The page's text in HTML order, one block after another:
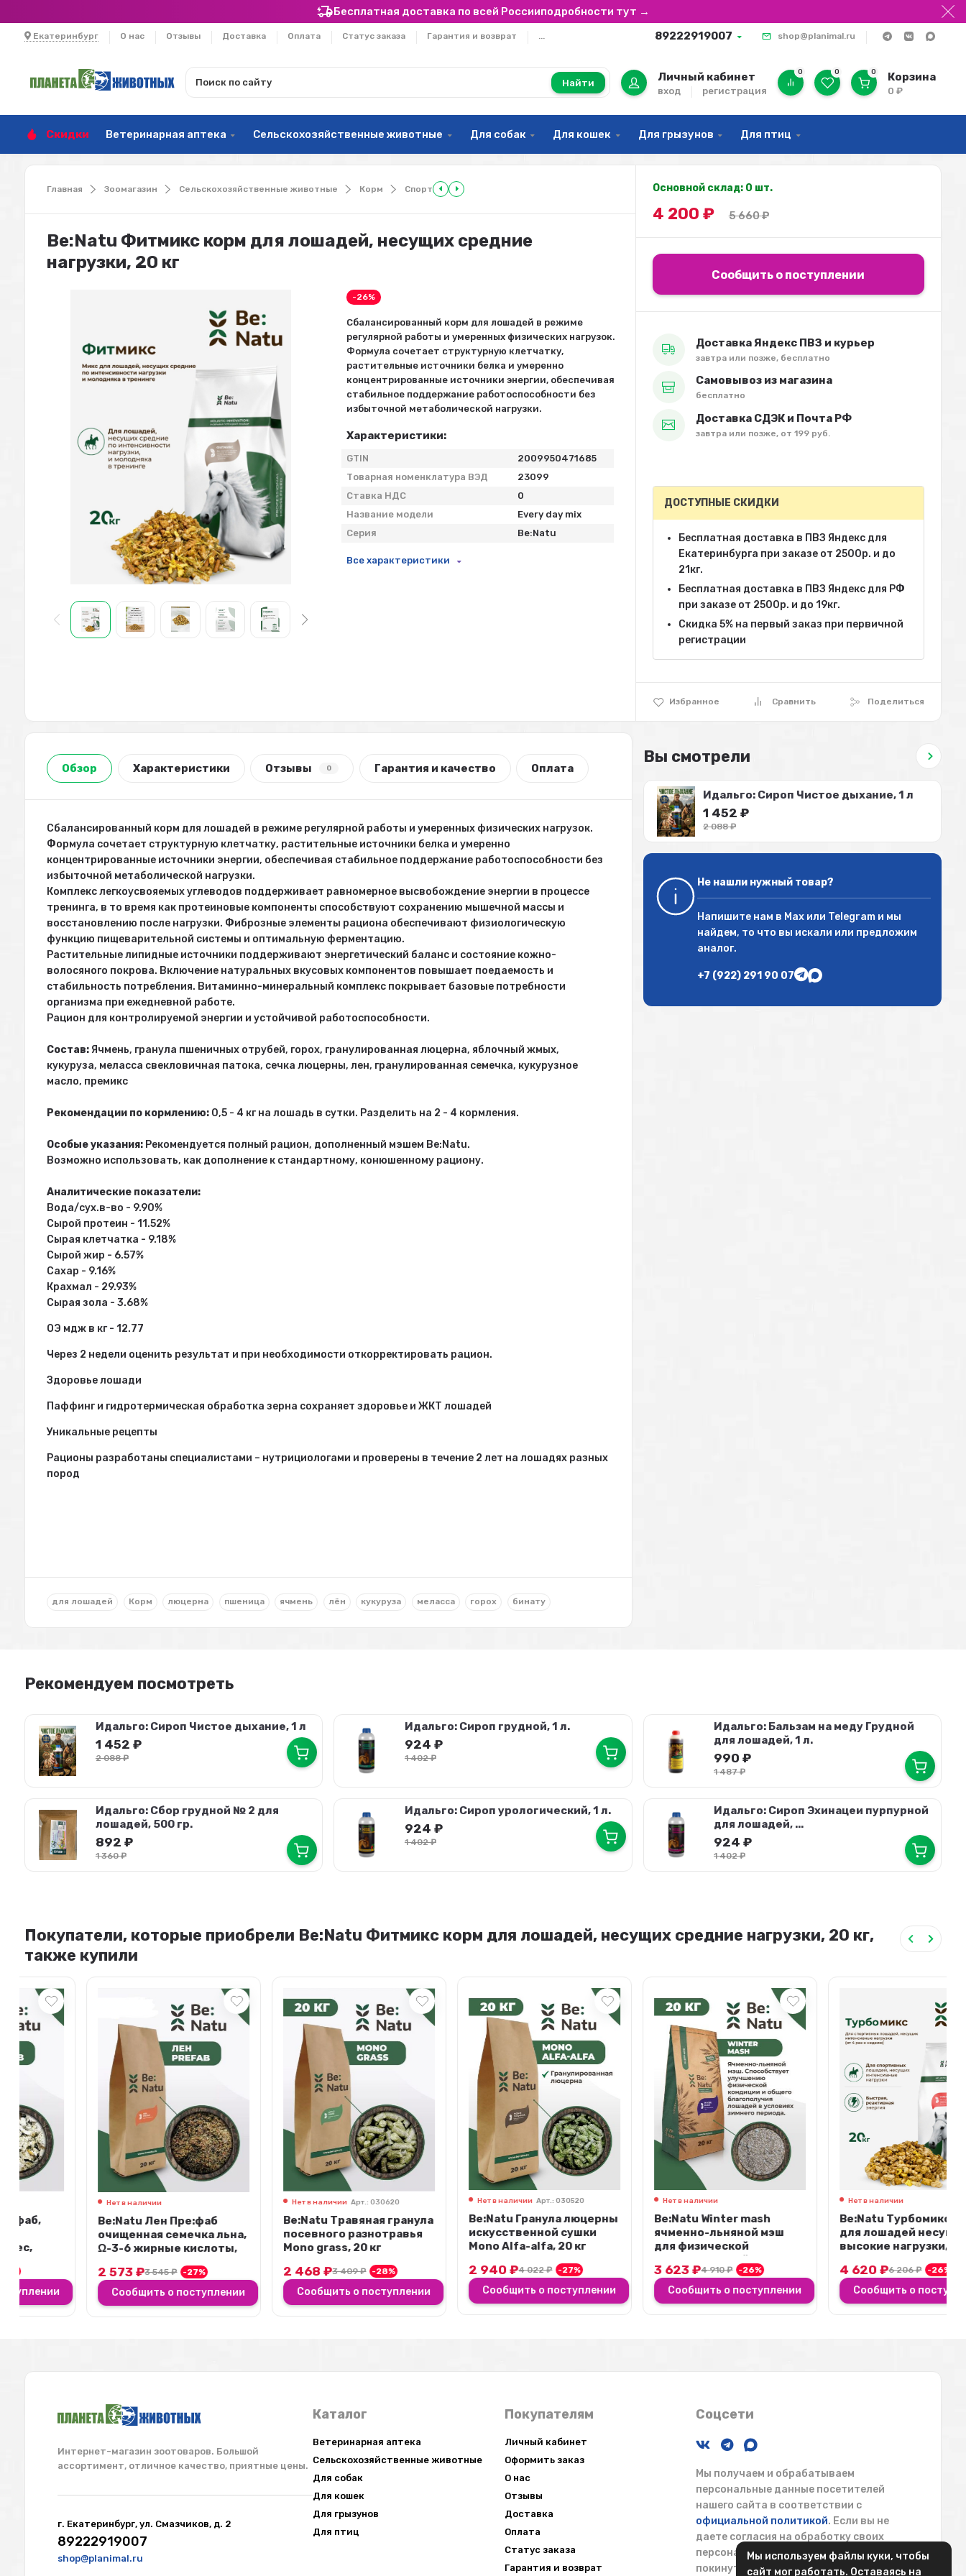
Мы используем файлы куки, чтобы
сайт мог работать. Оставаясь на
Бесплатная доставка по всей Россииподробности тут →
Екатеринбург О нас Отзывы Доставка Оплата Статус заказа Гарантия и возврат ... 89222919007 shop@planimal.ru
Найти Личный кабинет
вход регистрация
0 0 0 Корзина
0₽
Скидки Ветеринарная аптека Сельскохозяйственные животные Для собак Для кошек Для грызунов Для птиц
Главная Зоомагазин Сельскохозяйственные животные Корм Спорт
Be:Natu Фитмикс корм для лошадей, несущих средние
нагрузки, 20 кг
-26%
Сбалансированный корм для лошадей в режиме
регулярной работы и умеренных физических нагрузок.
Формула сочетает структурную клетчатку,
растительные источники белка и умеренно
концентрированные источники энергии, обеспечивая
стабильное поддержание работоспособности без
избыточной метаболической нагрузки.
Характеристики:
GTIN
2009950471685
Товарная номенклатура ВЭД
23099
Ставка НДС
0
Название модели
Every day mix
Серия
Be:Natu
Все характеристики
Основной склад: 0 шт.
4 200 ₽ 5 660₽
Сообщить о поступлении
Доставка Яндекс ПВЗ и курьер
завтра или позже, бесплатно
Самовывоз из магазина
бесплатно
Доставка СДЭК и Почта РФ
завтра или позже, от 199 руб.
Избранное Сравнить Поделиться
ДОСТУПНЫЕ СКИДКИ
Бесплатная доставка в ПВЗ Яндекс для
Екатеринбурга при заказе от 2500р. и до
21кг.
Бесплатная доставка в ПВЗ Яндекс для РФ
при заказе от 2500р. и до 19кг.
Скидка 5% на первый заказ при первичной
регистрации
Обзор Характеристики Отзывы 0 Гарантия и качество Оплата
Сбалансированный корм для лошадей в режиме регулярной работы и умеренных физических нагрузок.
Формула сочетает структурную клетчатку, растительные источники белка и умеренно
концентрированные источники энергии, обеспечивая стабильное поддержание работоспособности без
избыточной метаболической нагрузки.
Комплекс легкоусвояемых углеводов поддерживает равномерное высвобождение энергии в процессе
тренинга, в то время как протеиновые компоненты способствуют сохранению мышечной массы и
восстановлению после нагрузки. Фиброзные элементы рациона обеспечивают физиологическую
функцию пищеварительной системы и оптимальную ферментацию.
Растительные липидные источники поддерживают энергетический баланс и состояние кожно-
волосяного покрова. Включение натуральных вкусовых компонентов повышает поедаемость и
стабильность потребления. Витаминно-минеральный комплекс покрывает базовые потребности
организма при ежедневной работе.
Рацион для контролируемой энергии и устойчивой работоспособности.
Состав: Ячмень, гранула пшеничных отрубей, горох, гранулированная люцерна, яблочный жмых,
кукуруза, меласса свекловичная патока, сечка люцерны, лен, гранулированная семечка, кукурузное
масло, премикс
Рекомендации по кормлению: 0,5 - 4 кг на лошадь в сутки. Разделить на 2 - 4 кормления.
Особые указания: Рекомендуется полный рацион, дополненный мэшем Be:Natu.
Возможно использовать, как дополнение к стандартному, конюшенному рациону.
Аналитические показатели:
Вода/сух.в-во - 9.90%
Сырой протеин - 11.52%
Сырая клетчатка - 9.18%
Сырой жир - 6.57%
Сахар - 9.16%
Крахмал - 29.93%
Сырая зола - 3.68%
ОЭ мдж в кг - 12.77
Через 2 недели оценить результат и при необходимости откорректировать рацион.
Здоровье лошади
Паффинг и гидротермическая обработка зерна сохраняет здоровье и ЖКТ лошадей
Уникальные рецепты
Рационы разработаны специалистами – нутрициологами и проверены в течение 2 лет на лошадях разных
пород
для лошадей Корм люцерна пшеница ячмень лён кукуруза меласса горох бинату
Вы смотрели
Идальго: Сироп Чистое дыхание, 1 л
1 452₽
2 088₽
Не нашли нужный товар?
Напишите нам в Maxили Telegramи мы
найдем, то что вы искали или предложим
аналог.
+7 (922) 291 90 07
Рекомендуем посмотреть
Идальго: Сироп Чистое дыхание, 1 л
1 452 ₽
2 088₽
Идальго: Сироп грудной, 1 л.
924 ₽
1 402₽
Идальго: Бальзам на меду Грудной
для лошадей, 1 л.
990 ₽
1 487₽
Идальго: Сбор грудной № 2 для
лошадей, 500 гр.
892 ₽
1 360₽
Идальго: Сироп урологический, 1 л.
924 ₽
1 402₽
Идальго: Сироп Эхинацеи пурпурной
для лошадей, ...
924 ₽
1 402₽
Покупатели, которые приобрели Be:Natu Фитмикс корм для лошадей, несущих средние нагрузки, 20 кг,
также купили
Нет в наличии
Be:Natu Лен Пре:фаб
очищенная семечка льна,
Ω-3-6 жирные кислоты,
3 545₽ -27%
Сообщить о поступлении
Нет в наличии Арт.: 030620
Be:Natu Травяная гранула
посевного разнотравья
Mono grass, 20 кг
3 409₽ -28%
Сообщить о поступлении
Нет в наличии Арт.: 030520
Be:Natu Гранула люцерны
искусственной сушки
Mono Alfa-alfa, 20 кг
4 022₽ -27%
Сообщить о поступлении
Нет в наличии
Be:Natu Winter mash
ячменно-льняной мэш
для физической
4 910 ₽ -26%
Сообщить о поступлении
Нет в наличии
Be:Natu Турбомикс корм
для лошадей несущих
высокие нагрузки,
6 206₽ -26%
Сообщить о поступлении
Интернет-магазин зоотоваров. Большой
ассортимент, отличное качество, приятные цены.
г. Екатеринбург, ул. Смазчиков, д. 2
89222919007
shop@planimal.ru
Каталог
Ветеринарная аптека
Сельскохозяйственные животные
Для собак
Для кошек
Для грызунов
Для птиц
Покупателям
Личный кабинет
Оформить заказ
О нас
Отзывы
Доставка
Оплата
Статус заказа
Гарантия и возврат
Соцсети
Мы получаем и обрабатываем
персональные данные посетителей
нашего сайта в соответствии с
официальной политикой. Если вы не
даете согласия на обработку своих
персональных данных, вам необходимо
покинуть наш сайт.
Оптом и в розницу. Любая форма отчетности,
Подробнее
×
×